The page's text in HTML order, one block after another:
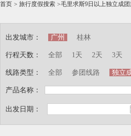
首页 > 旅行度假搜索 >毛里求斯9日以上独立成
出发城市：
行程天数：
线路类型：
产品名称：
广州 桂林
全部 1天 2天 3天
全部 参团线路 独立
出发日期：